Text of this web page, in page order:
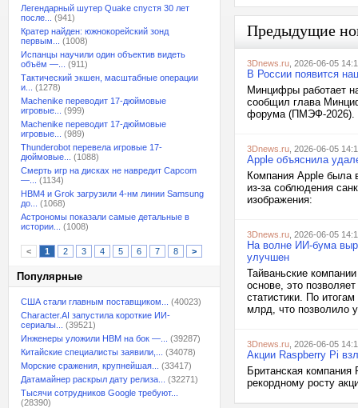
Легендарный шутер Quake спустя 30 лет
после...
(941)
Кратер найден: южнокорейский зонд
первым...
(1008)
Испанцы научили один объектив видеть
объём —...
(911)
Тактический экшен, масштабные операции
и...
(1278)
Machenike переводит 17-дюймовые
игровые...
(999)
Machenike переводит 17-дюймовые
игровые...
(989)
Thunderobot перевела игровые 17-
дюймовые...
(1088)
Смерть игр на дисках не навредит Capcom
—...
(1134)
HBM4 и Grok загрузили 4-нм линии Samsung
до...
(1068)
Астрономы показали самые детальные в
истории...
(1008)
< 1 2 3 4 5 6 7 8 >
Популярные
США стали главным поставщиком...
(40023)
Character.AI запустила короткие ИИ-
сериалы...
(39521)
Инженеры уложили HBM на бок —...
(39287)
Китайские специалисты заявили,...
(34078)
Морские сражения, крупнейшая...
(33417)
Датамайнер раскрыл дату релиза...
(32271)
Тысячи сотрудников Google требуют...
(28390)
Предыдущие
3Dnews.ru , 2026-06-05
В России появится
Минцифры работает
сообщил глава
форума (ПМЭФ-2026).
3Dnews.ru , 2026-06-05
Apple объяснила
Компания Apple была
из-за соблюдения
изображения:
3Dnews.ru , 2026-06-05
На волне ИИ-бума
улучшен
Тайваньские
основе, это
статистики. По
млрд, что позволило
3Dnews.ru , 2026-06-05
Акции Raspberry Pi
Британская
рекордному росту